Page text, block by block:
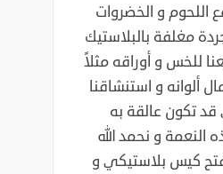
اللحوم و الخضروات
مغلفة بالبلاستيك
للخس و أوراقه مثلاً
ألوانه و استنشاقنا
قد تكون عالقة به
و نحمد الله
فتح كيس بلاستيكي و